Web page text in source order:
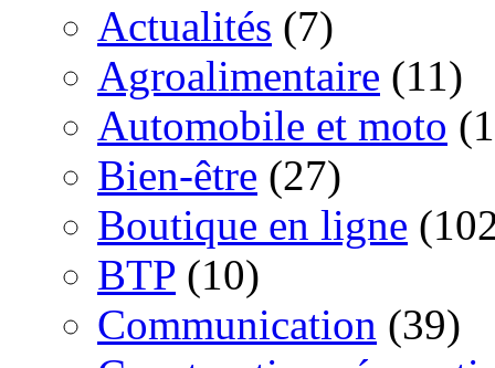
Actualités (7)
Agroalimentaire (11)
Automobile et moto
Bien-être (27)
Boutique en ligne
BTP (10)
Communication (39)